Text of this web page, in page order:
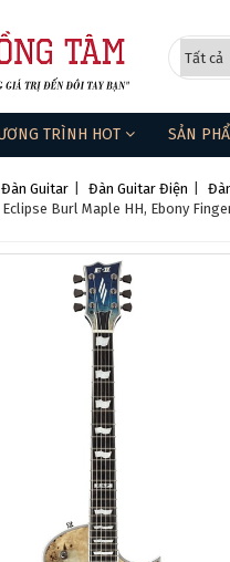
TRÌNH HOT SẢN
Đàn Guitar Đàn Guitar Điện
Burl Maple HH, Ebony